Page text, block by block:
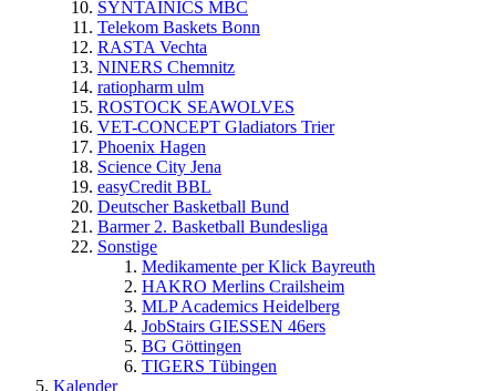
SYNTAINICS MBC
Telekom Baskets Bonn
RASTA Vechta
NINERS Chemnitz
ratiopharm ulm
ROSTOCK SEAWOLVES
VET-CONCEPT Gladiators Trier
Phoenix Hagen
Science City Jena
easyCredit BBL
Deutscher Basketball Bund
Barmer 2. Basketball Bundesliga
Sonstige
Medikamente per Klick Bayreuth
HAKRO Merlins Crailsheim
MLP Academics Heidelberg
JobStairs GIESSEN 46ers
BG Göttingen
TIGERS Tübingen
Kalender